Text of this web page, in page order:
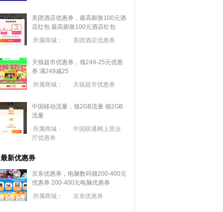
美团酒店优惠券，最高膨胀100元酒
店红包 最高膨胀100元酒店红包
所属商城：
美团酒店优惠券
天猫超市优惠券，领249-25元优惠
券 满249减25
所属商城：
天猫超市优惠券
中国移动流量，领2GB流量 领2GB
流量
所属商城：
中国联通网上营业
厅优惠券
最新优惠券
京东优惠券，电脑数码领200-400元
优惠券 200-400元电脑优惠券
所属商城：
京东优惠券